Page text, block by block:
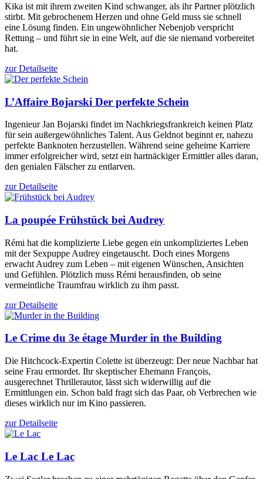
Kika ist mit ihrem zweiten Kind schwanger, als ihr Partner plötzlich
stirbt. Mit gebrochenem Herzen und ohne Geld muss sie schnell
eine Lösung finden. Ein ungewöhnlicher Nebenjob verspricht
Rettung – und führt sie in eine Welt, auf die sie niemand vorbereitet
hat.
zur Detailseite
L’Affaire Bojarski Der perfekte Schein
Ingenieur Jan Bojarski findet im Nachkriegsfrankreich keinen Platz
für sein außergewöhnliches Talent. Aus Geldnot beginnt er, nahezu
perfekte Banknoten herzustellen. Während seine geheime Karriere
immer erfolgreicher wird, setzt ein hartnäckiger Ermittler alles daran,
den genialen Fälscher zu entlarven.
zur Detailseite
La poupée Frühstück bei Audrey
Rémi hat die komplizierte Liebe gegen ein unkompliziertes Leben
mit der Sexpuppe Audrey eingetauscht. Doch eines Morgens
erwacht Audrey zum Leben – mit eigenen Wünschen, Ansichten
und Gefühlen. Plötzlich muss Rémi herausfinden, ob seine
vermeintliche Traumfrau wirklich zu ihm passt.
zur Detailseite
Le Crime du 3e étage Murder in the Building
Die Hitchcock-Expertin Colette ist überzeugt: Der neue Nachbar hat
seine Frau ermordet. Ihr skeptischer Ehemann François,
ausgerechnet Thrillerautor, lässt sich widerwillig auf die
Ermittlungen ein. Schon bald fragt sich das Paar, ob Verbrechen wie
dieses wirklich nur im Kino passieren.
zur Detailseite
Le Lac Le Lac